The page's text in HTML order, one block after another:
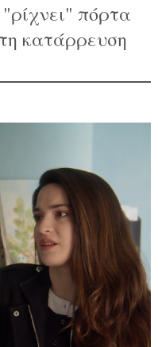
πόρτα
κατάρρευση